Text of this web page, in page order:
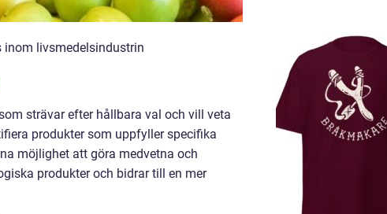
inom livsmedelsindustrin
strävar efter hållbara val och vill veta
produkter som uppfyller specifika
möjlighet att göra medvetna och
produkter och bidrar till en mer